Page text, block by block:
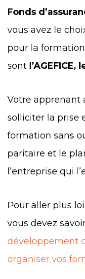
Fonds
vous avez le
pour la
sont l’AGEFICE,
Votre apprenant
solliciter la prise
formation sans
paritaire et le
l’entreprise qui
Pour aller plus
vous devez
développement
organiser vos